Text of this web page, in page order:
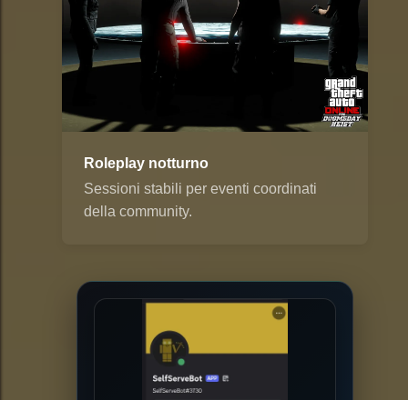
Roleplay notturno
Sessioni stabili per eventi coordinati
della community.